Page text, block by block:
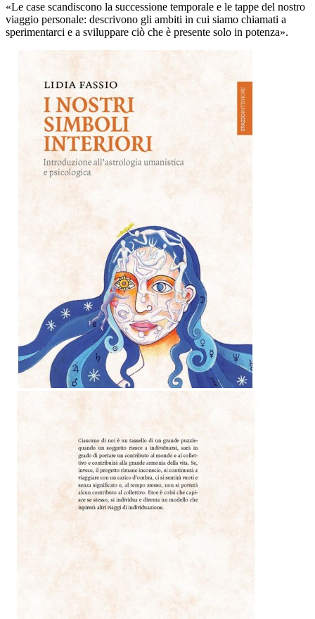
«Le case scandiscono la successione temporale e le tappe del nostro
viaggio personale: descrivono gli ambiti in cui siamo chiamati a
sperimentarci e a sviluppare ciò che è presente solo in potenza».